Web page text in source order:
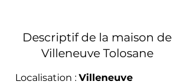
Descriptif de la maison de
Villeneuve Tolosane
Localisation : Villeneuve